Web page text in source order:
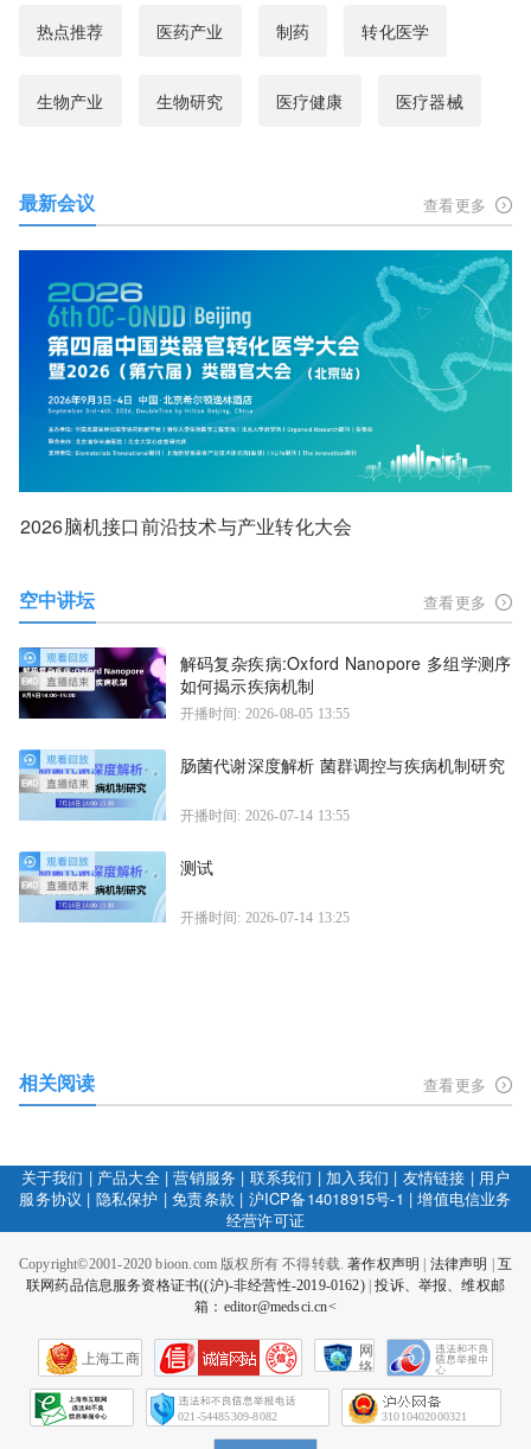
热点推荐 医药产业 制药 转化医学
生物产业 生物研究 医疗健康 医疗器械
最新会议 查看更多
2026脑机接口前沿技术与产业转化大会
空中讲坛 查看更多
解码复杂疾病:Oxford Nanopore 多组学测序
如何揭示疾病机制
开播时间: 2026-08-05 13:55
肠菌代谢深度解析 菌群调控与疾病机制研究
开播时间: 2026-07-14 13:55
测试
开播时间: 2026-07-14 13:25
相关阅读 查看更多
关于我们 | 产品大全|营销服务 | 联系我们 | 加入我们 | 友情链接 | 用户
服务协议 | 隐私保护 |免责条款 | 沪ICP备14018915号-1 |增值电信业务
经营许可证
Copyright©2001-2020 bioon.com 版权所有 不得转载.著作权声明 | 法律声明 | 互
联网药品信息服务资格证书((沪)-非经营性-2019-0162)|投诉、举报、维权邮
箱：editor@medsci.cn<
上海工商
网
络
会
征
021-54485309-8082 31010402000321